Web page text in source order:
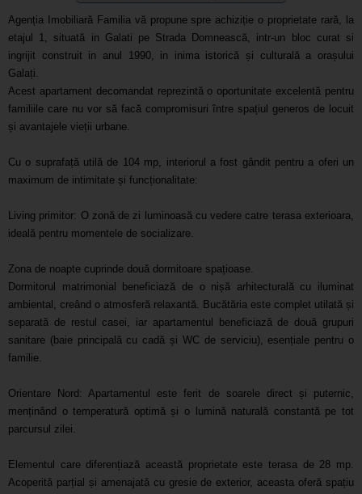
Agenția Imobiliară Familia vă propune spre achiziție o proprietate rară, la
etajul 1, situată in Galati pe Strada Domnească, intr-un bloc curat si
ingrijit construit in anul 1990, in inima istorică și culturală a orașului
Galați.
Acest apartament decomandat reprezintă o oportunitate excelentă pentru
familiile care nu vor să facă compromisuri între spațiul generos de locuit
și avantajele vieții urbane.
Cu o suprafață utilă de 104 mp, interiorul a fost gândit pentru a oferi un
maximum de intimitate și funcționalitate:
Living primitor: O zonă de zi luminoasă cu vedere catre terasa exterioara,
ideală pentru momentele de socializare.
Zona de noapte cuprinde două dormitoare spațioase.
Dormitorul matrimonial beneficiază de o nișă arhitecturală cu iluminat
ambiental, creând o atmosferă relaxantă. Bucătăria este complet utilată și
separată de restul casei, iar apartamentul beneficiază de două grupuri
sanitare (baie principală cu cadă și WC de serviciu), esențiale pentru o
familie.
Orientare Nord: Apartamentul este ferit de soarele direct și puternic,
menținând o temperatură optimă și o lumină naturală constantă pe tot
parcursul zilei.
Elementul care diferențiază această proprietate este terasa de 28 mp.
Acoperită parțial și amenajată cu gresie de exterior, aceasta oferă spațiu